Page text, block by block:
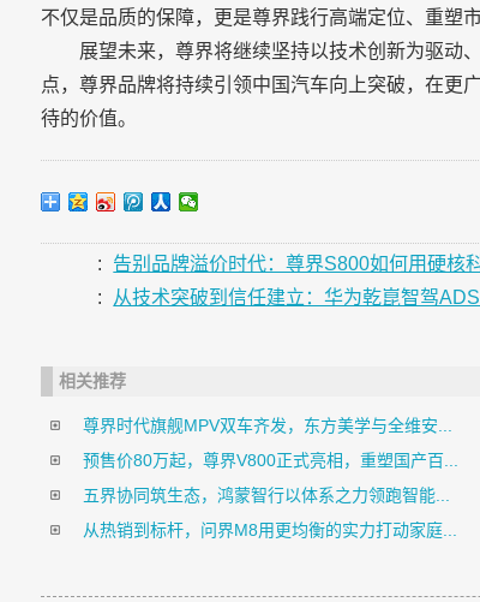
不仅是品质的保障，更是尊界践行高端定位、重塑
展望未来，尊界将继续坚持以技术创新为驱动
点，尊界品牌将持续引领中国汽车向上突破，在更
待的价值。
:
告别品牌溢价时代：尊界S800如何用硬核
:
从技术突破到信任建立：华为乾崑智驾
相关推荐
尊界时代旗舰MPV双车齐发，东方美学与全维安...
预售价80万起，尊界V800正式亮相，重塑国产百...
五界协同筑生态，鸿蒙智行以体系之力领跑智能...
从热销到标杆，问界M8用更均衡的实力打动家庭...